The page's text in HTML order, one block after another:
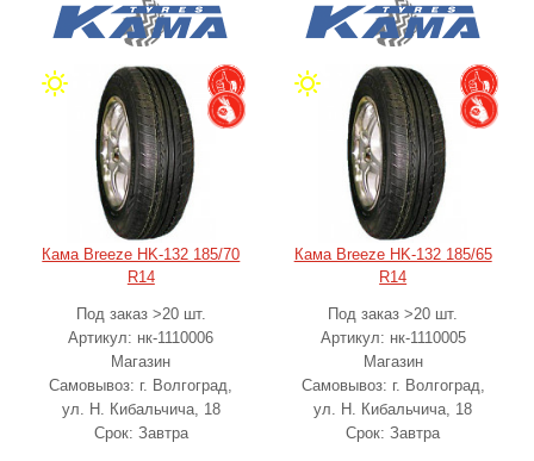
Кама Breeze HK-132 185/70
R14
Под заказ >20 шт.
Артикул: нк-1110006
Магазин
Самовывоз: г. Волгоград,
ул. Н. Кибальчича, 18
Срок: Завтра
Кама Breeze HK-132 185/65
R14
Под заказ >20 шт.
Артикул: нк-1110005
Магазин
Самовывоз: г. Волгоград,
ул. Н. Кибальчича, 18
Срок: Завтра